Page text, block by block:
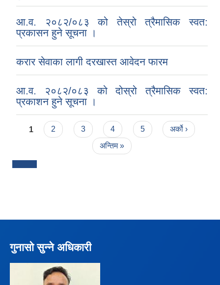
आ.व. २०८२/०८३ को तेस्रो त्रैमासिक स्वत:
प्रकासन हुने सूचना ।
करार सेवाका लागी दरखास्त आवेदन फारम
आ.व. २०८२/०८३ को दोस्रो त्रैमासिक स्वत:
प्रकाशन हुने सूचना ।
Pages
1 2 3 4 5
अर्को ›
अन्तिम »
गुनासो सुन्ने अधिकारी